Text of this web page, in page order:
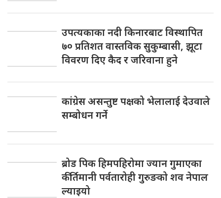
उपत्यकाका नदी किनारबाट विस्थापित
७० प्रतिशत वास्तविक सुकुम्बासी, झूटा
विवरण दिए कैद र जरिवाना हुने
कांग्रेस असन्तुष्ट पक्षको भेलालाई देउवाले
सम्बोधन गर्ने
ब्रोड पिक हिमपहिरोमा ज्यान गुमाएका
कीर्तिमानी पर्वतारोही गुरुङको शव नेपाल
ल्याइयो